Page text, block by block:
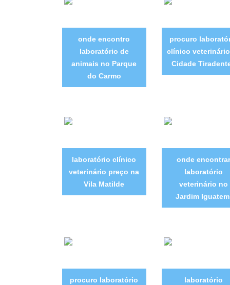
onde encontro
laboratório de
animais no Parque
do Carmo
procuro
clínico
Cidade
laboratório clínico
veterinário preço na
Vila Matilde
onde encontrar
laboratório
veterinário no
Jardim
procuro laboratório
laboratório